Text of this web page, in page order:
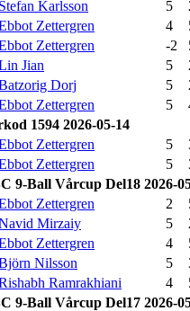
Stefan Karlsson 5
Zettergren 4
Zettergren -2
Jian 5
Dorj 5
Zettergren 5
1594 2026-05-14
Zettergren 5
Zettergren 5
9-Ball Vårcup Del18 2026-
Zettergren 2
Mirzaiy 5
Zettergren 4
Nilsson 5
Ramrakhiani 4
9-Ball Vårcup Del17 2026-